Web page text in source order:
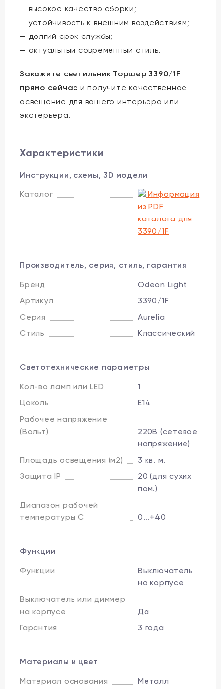
— высокое качество сборки;
— устойчивость к внешним воздействиям;
— долгий срок службы;
— актуальный современный стиль.
Закажите светильник Торшер 3390/1F
прямо сейчас и получите качественное
освещение для вашего интерьера или
экстерьера.
Характеристики
Инструкции, схемы, 3D модели
Каталог
Информация
из PDF
каталога для
3390/1F
Производитель, серия, стиль, гарантия
Бренд
Odeon Light
Артикул
3390/1F
Серия
Aurelia
Стиль
Классический
Светотехнические параметры
Кол-во ламп или LED
1
Цоколь
E14
Рабочее напряжение
(Вольт)
220В (сетевое
напряжение)
Площадь освещения (м2)
3 кв. м.
Защита IP
20 (для сухих
пом.)
Диапазон рабочей
температуры C
0...+40
Функции
Функции
Выключатель
на корпусе
Выключатель или диммер
на корпусе
Да
Гарантия
3 года
Материалы и цвет
Материал основания
Металл